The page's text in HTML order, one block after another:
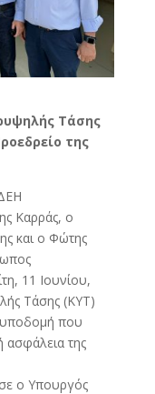
Τάσης
της
Καρράς, ο
και ο Φώτης
11 Ιουνίου,
Τάσης (ΚΥΤ)
που
ασφάλεια της
ο Υπουργός